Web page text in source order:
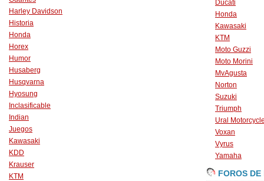
Harley Davidson
Historia
Honda
Horex
Humor
Husaberg
Husqvarna
Hyosung
Inclasificable
Indian
Juegos
Kawasaki
KDD
Krauser
KTM
Ducati
Honda
Kawasaki
KTM
Moto Guzzi
Moto Morini
MvAgusta
Norton
Suzuki
Triumph
Ural
Voxan
Vyrus
Yamaha
FOROS DE